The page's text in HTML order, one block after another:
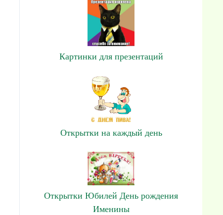
Картинки для презентаций
Открытки на каждый день
Открытки Юбилей День рождения
Именины